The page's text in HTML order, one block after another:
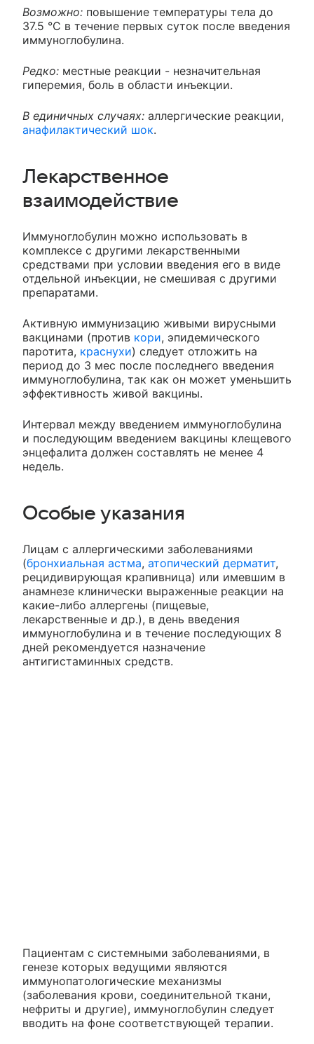
Возможно: повышение температуры тела до
37.5 °С в течение первых суток после введения
иммуноглобулина.
Редко: местные реакции - незначительная
гиперемия, боль в области инъекции.
В единичных случаях: аллергические реакции,
анафилактический шок.
Лекарственное
взаимодействие
Иммуноглобулин можно использовать в
комплексе с другими лекарственными
средствами при условии введения его в виде
отдельной инъекции, не смешивая с другими
препаратами.
Активную иммунизацию живыми вирусными
вакцинами (против кори, эпидемического
паротита, краснухи) следует отложить на
период до 3 мес после последнего введения
иммуноглобулина, так как он может уменьшить
эффективность живой вакцины.
Интервал между введением иммуноглобулина
и последующим введением вакцины клещевого
энцефалита должен составлять не менее 4
недель.
Особые указания
Лицам с аллергическими заболеваниями
(бронхиальная астма, атопический дерматит,
рецидивирующая крапивница) или имевшим в
анамнезе клинически выраженные реакции на
какие-либо аллергены (пищевые,
лекарственные и др.), в день введения
иммуноглобулина и в течение последующих 8
дней рекомендуется назначение
антигистаминных средств.
Пациентам с системными заболеваниями, в
генезе которых ведущими являются
иммунопатологические механизмы
(заболевания крови, соединительной ткани,
нефриты и другие), иммуноглобулин следует
вводить на фоне соответствующей терапии.